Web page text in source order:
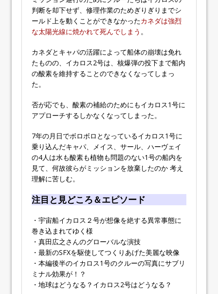
判断を却下せず、修理作業のためぎりぎりまでシ
ールド上を動くことができなかったカネダは強烈
な太陽光線に焼かれて死んでしまう 。
カネダとキャパの活躍によって船体の崩壊は免れ
たものの、イカロス2号は、核爆弾の投下まで船内
の酸素を維持することのできなくなってしまっ
た。
否が応でも、酸素の補給のためにもイカロス1号に
アプローチするしかなくなってしまった。
7年の月日でボロボロとなっているイカロス1号に
乗り込んだキャパ、メイス、サール、ハーヴェイ
の4人は水も酸素も植物も問題のない1号の船内を
見て、何故彼らがミッションを放棄したのか 考え
理解に苦しむ。
注目と見どころ＆エピソード
・宇宙船イカロス２号が想像を絶する異常事態に
巻き込まれてゆく様
・真田広之さんのグローバルな演技
・最新のSFXを駆使してつくりあげた美麗な映像
・本編後半のイカロス1号のクルーの写真にサブリ
ミナル効果が！？
・地球はどうなる？イカロス2号はどうなる？